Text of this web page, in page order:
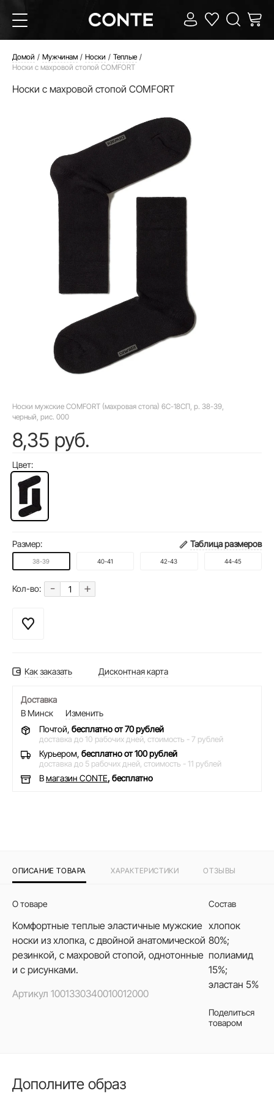
Домой Мужчинам Носки
Теплые
Носки с махровой стопой COMFORT
Носки с махровой стопой COMFORT
Носки мужские COMFORT (махровая стопа) 6С-18СП, p. 38-39,
черный, рис. 000
8,35 руб.
Цвет:
Размер: Таблица размеров
38-39 40-41 42-43 44-45
Кол-во: - +
Как заказать Дисконтная карта
Доставка
В Минск
Изменить
Почтой, бесплатно от 70 рублей
доставка до 10 рабочих дней, стоимость - 7 рублей
Курьером, бесплатно от 100 рублей
доставка до 5 рабочих дней, стоимость - 11 рублей
Вмагазин CONTE, бесплатно
ОПИСАНИЕ ТОВАРА ХАРАКТЕРИСТИКИ ОТЗЫВЫ
О товаре
Комфортные теплые эластичные мужские
носки из хлопка, с двойной анатомической
резинкой, с махровой стопой, однотонные
и с рисунками.
Артикул 1001330340010012000
Состав
хлопок
80%;
полиамид
15%;
эластан 5%
Поделиться
товаром
Дополните образ